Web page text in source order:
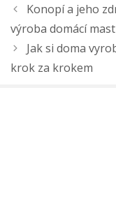
Konopí a jeho
výroba domácí
Jak si doma
krok za krokem